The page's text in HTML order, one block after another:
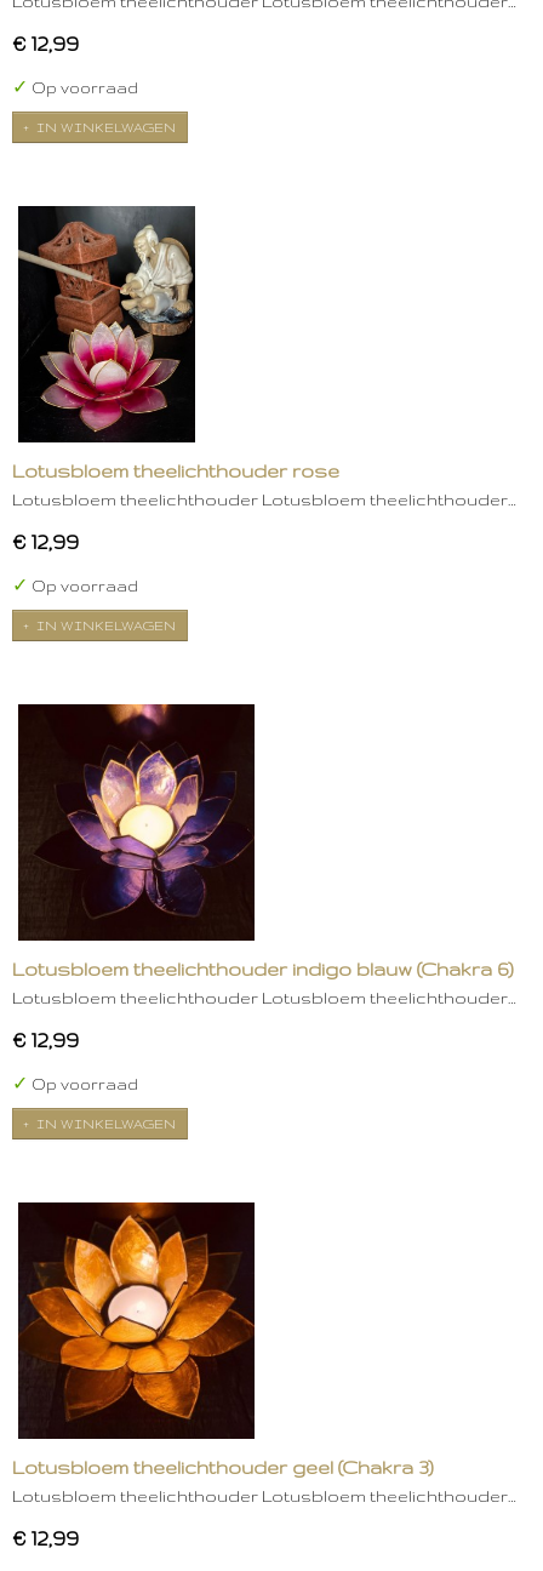
€ 12,99
✓ Op voorraad
IN WINKELWAGEN
Lotusbloem theelichthouder rose
Lotusbloem theelichthouder Lotusbloem theelichthouder…
€ 12,99
✓ Op voorraad
IN WINKELWAGEN
Lotusbloem theelichthouder indigo blauw (Chakra 6)
Lotusbloem theelichthouder Lotusbloem theelichthouder…
€ 12,99
✓ Op voorraad
IN WINKELWAGEN
Lotusbloem theelichthouder geel (Chakra 3)
Lotusbloem theelichthouder Lotusbloem theelichthouder…
€ 12,99